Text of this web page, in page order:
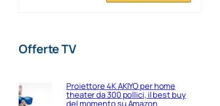
Offerte TV
Proiettore 4K AKIYO per home
theater da 300 pollici, il best buy
del momento su Amazon